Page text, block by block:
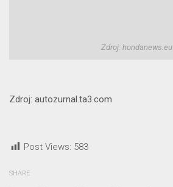
Zdroj: hondanews.eu
Zdroj: autozurnal.ta3.com
Post Views: 583
SHARE